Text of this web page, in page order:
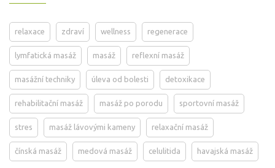
relaxace zdraví wellness regenerace
lymfatická masáž masáž reflexní masáž
masážní techniky úleva od bolesti detoxikace
rehabilitační masáž masáž po porodu sportovní masáž
stres masáž lávovými kameny relaxační masáž
čínská masáž medová masáž celulitida havajská masáž